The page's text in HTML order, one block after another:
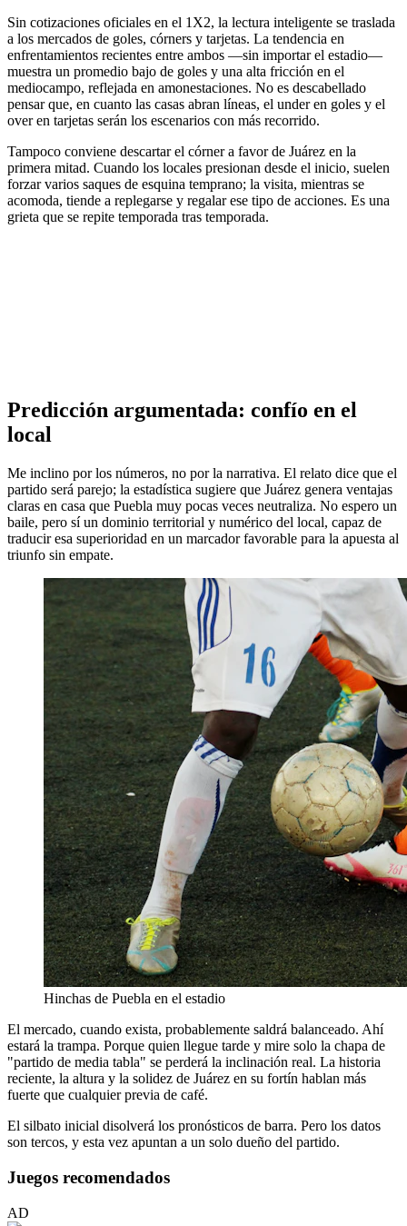
Sin cotizaciones oficiales en el 1X2, la lectura inteligente se traslada
a los mercados de goles, córners y tarjetas. La tendencia en
enfrentamientos recientes entre ambos —sin importar el estadio—
muestra un promedio bajo de goles y una alta fricción en el
mediocampo, reflejada en amonestaciones. No es descabellado
pensar que, en cuanto las casas abran líneas, el under en goles y el
over en tarjetas serán los escenarios con más recorrido.
Tampoco conviene descartar el córner a favor de Juárez en la
primera mitad. Cuando los locales presionan desde el inicio, suelen
forzar varios saques de esquina temprano; la visita, mientras se
acomoda, tiende a replegarse y regalar ese tipo de acciones. Es una
grieta que se repite temporada tras temporada.
Predicción argumentada: confío en el
local
Me inclino por los números, no por la narrativa. El relato dice que el
partido será parejo; la estadística sugiere que Juárez genera ventajas
claras en casa que Puebla muy pocas veces neutraliza. No espero un
baile, pero sí un dominio territorial y numérico del local, capaz de
traducir esa superioridad en un marcador favorable para la apuesta al
triunfo sin empate.
Hinchas de Puebla en el estadio
El mercado, cuando exista, probablemente saldrá balanceado. Ahí
estará la trampa. Porque quien llegue tarde y mire solo la chapa de
"partido de media tabla" se perderá la inclinación real. La historia
reciente, la altura y la solidez de Juárez en su fortín hablan más
fuerte que cualquier previa de café.
El silbato inicial disolverá los pronósticos de barra. Pero los datos
son tercos, y esta vez apuntan a un solo dueño del partido.
Juegos recomendados
AD